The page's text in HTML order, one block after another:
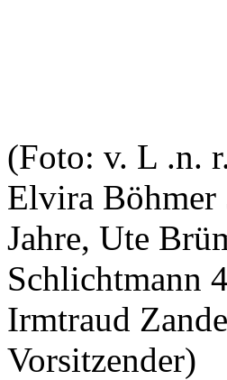
(Foto: v. L .n.
Elvira Böhmer
Jahre, Ute
Schlichtmann
Irmtraud
Vorsitzender)